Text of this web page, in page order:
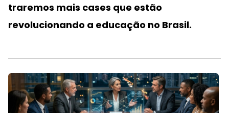
traremos mais cases que estão
revolucionando a educação no Brasil.